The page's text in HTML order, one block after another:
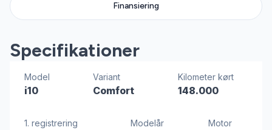
Finansiering
Specifikationer
Model
i10
Variant
Comfort
Kilometer kørt
148.000
1. registrering Modelår Motor